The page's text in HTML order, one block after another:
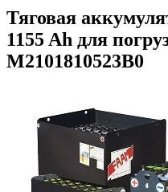
Тяговая
1155 Ah для
M2101810523B0